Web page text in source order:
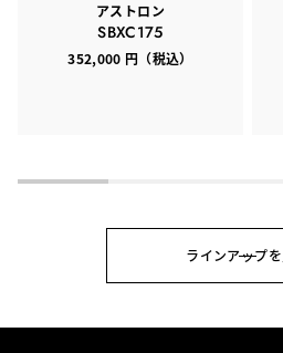
アストロン
SBXC175
352,000 円（税込）
ラインアップ